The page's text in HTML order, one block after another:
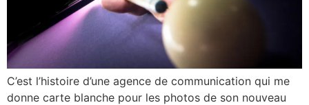
C’est l’histoire d’une agence de communication qui me
donne carte blanche pour les photos de son nouveau